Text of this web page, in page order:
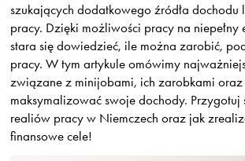
szukających dodatkowego źródła dochodu
pracy. Dzięki możliwości pracy na niepełny
stara się dowiedzieć, ile można zarobić,
pracy. W tym artykule omówimy
związane z minijobami, ich zarobkami
maksymalizować swoje dochody. Przygotuj
realiów pracy w Niemczech oraz jak
finansowe cele!